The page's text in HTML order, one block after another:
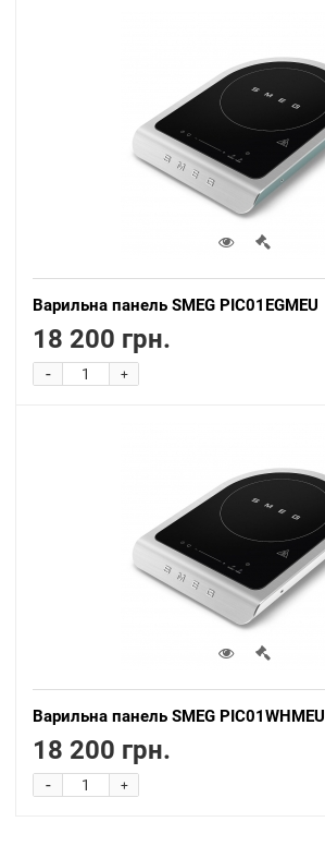
Варильна панель SMEG PIC01EGMEU
18 200 грн.
+
-
Варильна панель SMEG PIC01WHMEU
18 200 грн.
+
-